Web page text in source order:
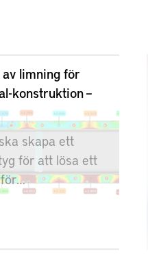
limning för
konstruktion –
skapa ett
för att lösa ett
Δα-